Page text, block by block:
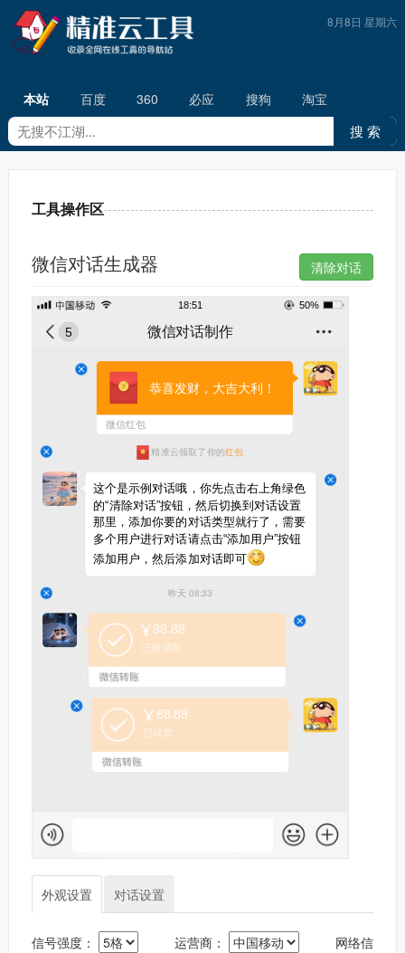
本站 百度 360 必应 搜狗 淘宝
8月8日 星期六
工具操作区
微信对话生成器
外观设置 对话设置
信号强度： 运营商：
网络信
18:51 50%
5 微信对话制作
恭喜发财，大吉大利！
微信红包
精准云领取了你的红包
这个是示例对话哦，你先点击右上角绿色
的“清除对话”按钮，然后切换到对话设置
那里，添加你要的对话类型就行了，需要
多个用户进行对话请点击“添加用户”按钮
添加用户，然后添加对话即可
昨天 08:33
88.88
88.88